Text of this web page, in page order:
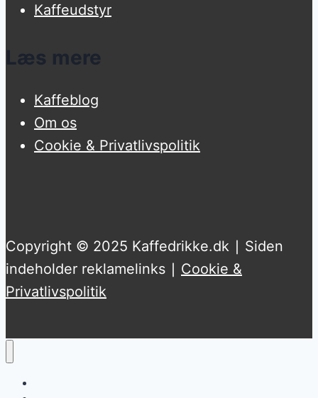
Kaffeudstyr
Læs mere
Kaffeblog
Om os
Cookie & Privatlivspolitik
Copyright © 2025 Kaffedrikke.dk ∣ Siden
indeholder reklamelinks ∣ Cookie &
Privatlivspolitik